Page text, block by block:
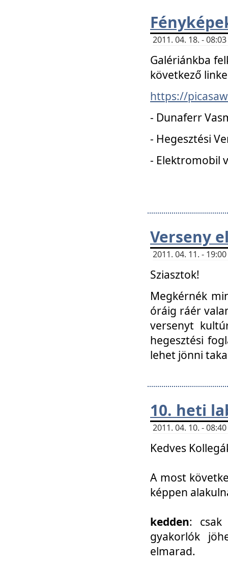
2011. 04. 18. -
Galériánkba
következő
https://
- Dunaferr
- Hegesztési
- Elektromobil
Verseny
2011. 04. 11. -
Sziasztok!
Megkérnék
óráig ráér
versenyt
hegesztési
lehet jönni
10. heti
2011. 04. 10. -
Kedves
A most
képpen
kedden: csak
gyakorlók
elmarad.